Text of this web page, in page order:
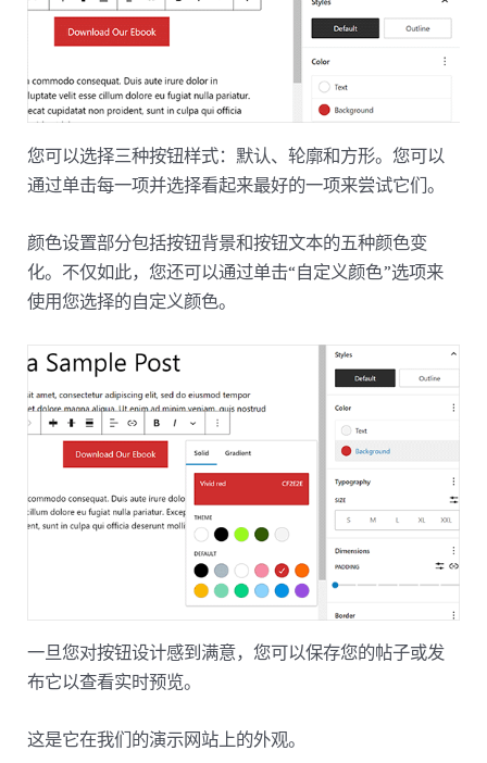
您可以选择三种按钮样式：默认、轮廓和方形。您可以
通过单击每一项并选择看起来最好的一项来尝试它们。
颜色设置部分包括按钮背景和按钮文本的五种颜色变
化。不仅如此，您还可以通过单击“自定义颜色”选项来
使用您选择的自定义颜色。
一旦您对按钮设计感到满意，您可以保存您的帖子或发
布它以查看实时预览。
这是它在我们的演示网站上的外观。